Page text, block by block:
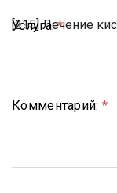
Услуга:*
Комментарий: *